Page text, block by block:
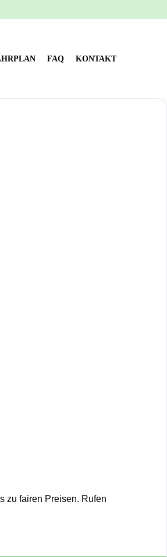
FAQ KONTAKT
zu fairen Preisen. Rufen